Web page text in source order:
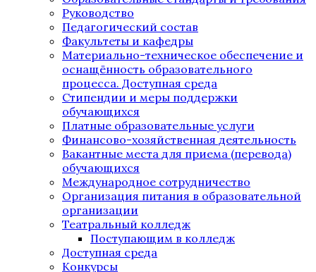
Руководство
Педагогический состав
Факультеты и кафедры
Материально-техническое обеспечение и
оснащённость образовательного
процесса. Доступная среда
Стипендии и меры поддержки
обучающихся
Платные образовательные услуги
Финансово-хозяйственная деятельность
Вакантные места для приема (перевода)
обучающихся
Международное сотрудничество
Организация питания в образовательной
организации
Театральный колледж
Поступающим в колледж
Доступная среда
Конкурсы